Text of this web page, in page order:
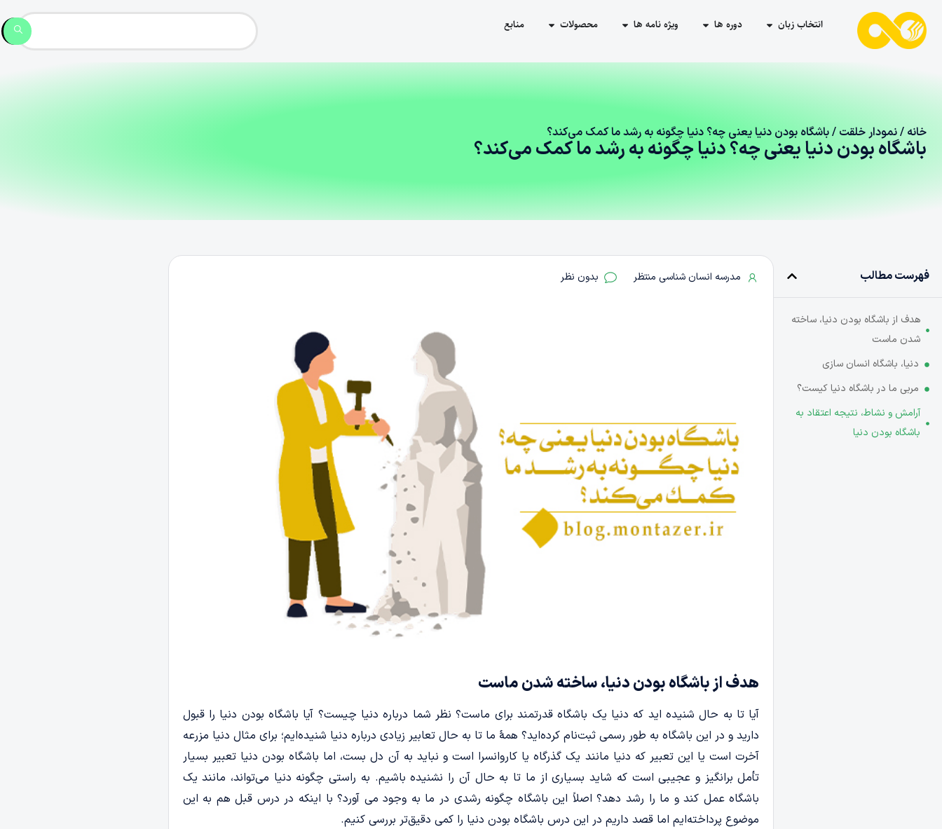
انتخاب زبان دوره ها ویژه نامه ها محصولات منابع
خانه /نمودار خلقت / باشگاه بودن دنیا یعنی چه؟ دنیا چگونه به رشد ما کمک می‌کند؟
باشگاه بودن دنیا یعنی چه؟ دنیا چگونه به رشد ما کمک می‌کند؟
فهرست مطالب
هدف از باشگاه بودن دنیا، ساخته
شدن ماست
دنیا، باشگاه انسان­ سازی
مربی ما در باشگاه دنیا کیست؟
آرامش و نشاط، نتیجه اعتقاد به
باشگاه بودن دنیا
مدرسه انسان شناسی منتظر بدون نظر
هدف از باشگاه بودن دنیا، ساخته شدن ماست
آیا تا به حال شنیده ­اید که دنیا یک باشگاه قدرتمند برای ماست؟ نظر شما درباره دنیا چیست؟ آیا باشگاه بودن دنیا را قبول
دارید و در این باشگاه به طور رسمی ثبت‌نام کرده‌اید؟ همۀ ما تا به حال تعابیر زیادی درباره دنیا شنیده‌ایم؛ برای مثال دنیا مزرعه
آخرت است یا این تعبیر که دنیا مانند یک گذرگاه یا کاروانسرا است و نباید به آن دل بست، اما باشگاه بودن دنیا تعبیر بسیار
تأمل ‌برانگیز و عجیبی است که شاید بسیاری از ما تا به حال آن را نشنیده باشیم. به راستی چگونه دنیا می‌تواند، مانند یک
باشگاه عمل کند و ما را رشد دهد؟ اصلاً این باشگاه چگونه رشدی در ما به وجود می ­آورد؟ با اینکه در درس قبل هم به این
موضوع پرداخته‌ایم اما قصد داریم در این درس باشگاه بودن دنیا را کمی دقیق‌تر بررسی کنیم.